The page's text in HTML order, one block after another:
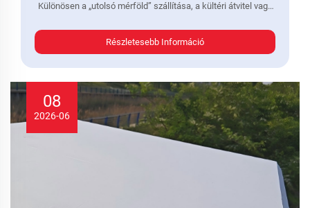
Különösen a „utolsó mérföld” szállítása, a kültéri átvitel vagy
konténerek – bár bizonyos hőszigetelést nyújtanak – gyakran
nem képesek megbízhatóan fenntartani a szükséges
hőmérsékleti tartományt...
Részletesebb Információ
08
2026-06